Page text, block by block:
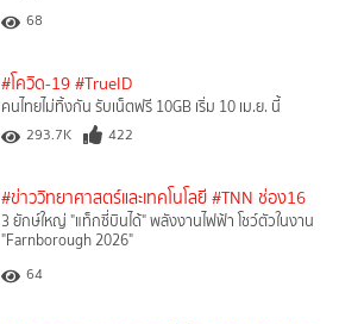
68
#โควิด-19 #TrueID
คนไทยไม่ทิ้งกัน รับเน็ตฟรี 10GB เริ่ม 10 เม.ย. นี้
293.7K 422
#ข่าววิทยาศาสตร์และเทคโนโลยี #TNN ช่อง16
3 ยักษ์ใหญ่ "แท็กซี่บินได้" พลังงานไฟฟ้า โชว์ตัวในงาน
"Farnborough 2026"
64